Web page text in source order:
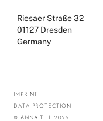
Riesaer Straße 32
01127 Dresden
Germany
IMPRINT
DATA PROTECTION
© ANNA TILL 2026